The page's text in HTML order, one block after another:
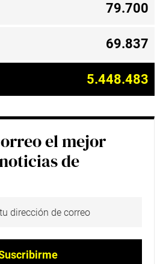
79.700
69.837
5.448.483
el mejor
de